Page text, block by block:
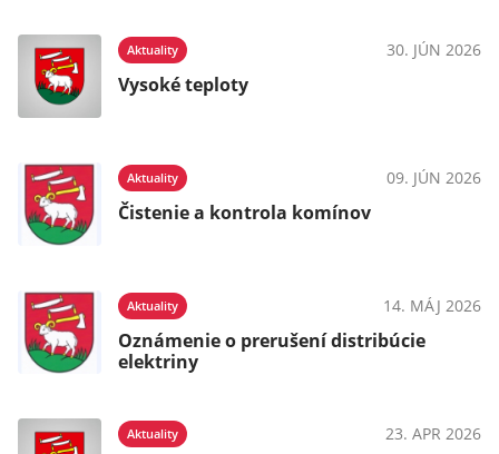
Aktuality 30. JÚN 2026
Vysoké teploty
Aktuality 09. JÚN 2026
Čistenie a kontrola komínov
Aktuality 14. MÁJ 2026
Oznámenie o prerušení distribúcie
elektriny
Aktuality 23. APR 2026